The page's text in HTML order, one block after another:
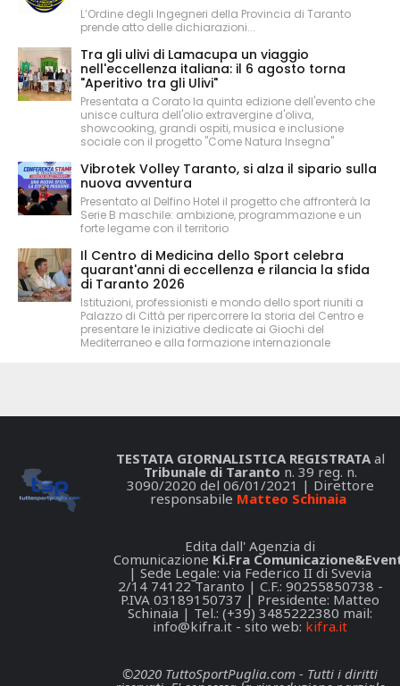
L’Ordine degli Ingegneri della Provincia di Taranto
prende atto delle dichiarazioni...
Tra gli ulivi di Lamacupa un viaggio
nell'eccellenza italiana: il 6 agosto torna
"Aperitivo tra gli Ulivi"
Presentata a Corato la quinta edizione dell'evento che
unisce cultura dell'olio extravergine d'oliva,
showcooking, grandi ospiti, musica e inclusione
sociale con il progetto "Come Natura Insegna"
Vibrotek Volley Taranto, si alza il sipario sulla
nuova avventura
Presentato al Delfino Hotel il progetto che affronterà la
Serie B maschile: ambizione, programmazione e un
forte legame con il territorio
Il Centro di Medicina dello Sport celebra
quarant'anni di eccellenza e rilancia la sfida
di Taranto 2026
Istituzioni, professionisti e mondo dello sport riuniti a
Palazzo di Città per ripercorrere la storia del Centro e
presentare le iniziative dedicate ai Giochi del
Mediterraneo e alla formazione internazionale
TESTATA GIORNALISTICA REGISTRATAal
Tribunale di Taranto n. 39 reg. n.
3090/2020 del 06/01/2021 | Direttore
responsabile Matteo Schinaia
Edita dall' Agenzia di
Comunicazione Ki.Fra
| Sede Legale: via Federico II di Svevia
2/14 74122 Taranto | C.F.: 90255850738 -
P.IVA 03189150737 | Presidente: Matteo
Schinaia | Tel.: (+39) 3485222380 mail:
info@kifra.it - sito web: kifra.it
©2020 TuttoSportPuglia.com - Tutti i diritti